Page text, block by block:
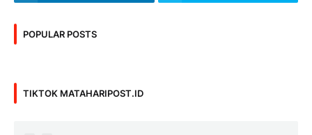
POPULAR POSTS
TIKTOK MATAHARIPOST.ID